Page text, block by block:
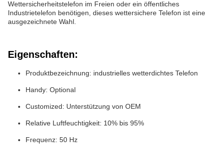
Wettersicherheitstelefon im Freien oder ein öffentliches
Industrietelefon benötigen, dieses wettersichere Telefon ist eine
ausgezeichnete Wahl.
Eigenschaften:
Produktbezeichnung: industrielles wetterdichtes Telefon
Handy: Optional
Customized: Unterstützung von OEM
Relative Luftfeuchtigkeit: 10% bis 95%
Frequenz: 50 Hz